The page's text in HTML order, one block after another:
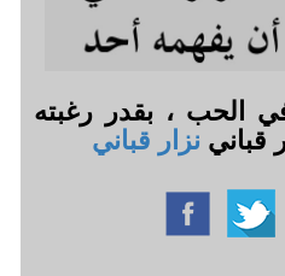
الحب ، بقدر رغبته
قبانينزار قباني